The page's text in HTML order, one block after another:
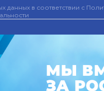
данных в соответствии с